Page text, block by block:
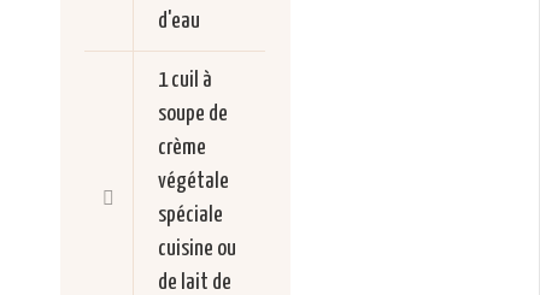
d'eau
1 cuil à
soupe de
crème
végétale
spéciale
cuisine ou
de lait de